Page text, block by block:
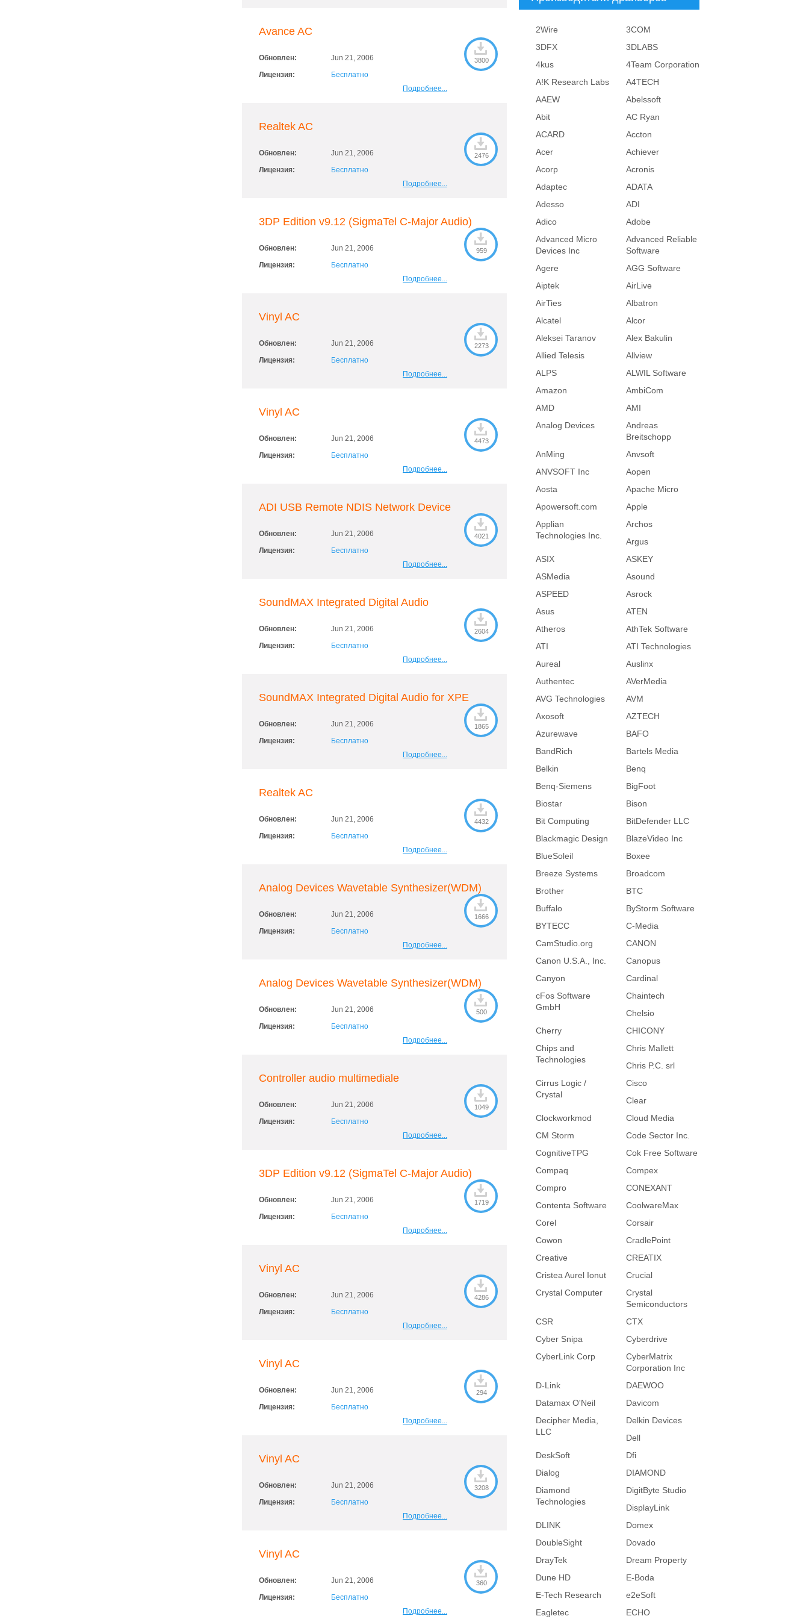
2Wire
3COM
3DFX
3DLABS
4kus
4Team Corporation
A!K Research Labs
A4TECH
AAEW
Abelssoft
Abit
AC Ryan
ACARD
Accton
Acer
Achiever
Acorp
Acronis
Adaptec
ADATA
Adesso
ADI
Adico
Adobe
Advanced Micro
Devices Inc
Advanced Reliable
Software
Agere
AGG Software
Aiptek
AirLive
AirTies
Albatron
Alcatel
Alcor
Aleksei Taranov
Alex Bakulin
Allied Telesis
Allview
ALPS
ALWIL Software
Amazon
AmbiCom
AMD
AMI
Analog Devices
Andreas
Breitschopp
AnMing
Anvsoft
ANVSOFT Inc
Aopen
Aosta
Apache Micro
Apowersoft.com
Apple
Applian
Technologies Inc.
Archos
Argus
ASIX
ASKEY
ASMedia
Asound
ASPEED
Asrock
Asus
ATEN
Atheros
AthTek Software
ATI
ATI Technologies
Aureal
Auslinx
Authentec
AVerMedia
AVG Technologies
AVM
Axosoft
AZTECH
Azurewave
BAFO
BandRich
Bartels Media
Belkin
Benq
Benq-Siemens
BigFoot
Biostar
Bison
Bit Computing
BitDefender LLC
Blackmagic Design
BlazeVideo Inc
BlueSoleil
Boxee
Breeze Systems
Broadcom
Brother
BTC
Buffalo
ByStorm Software
BYTECC
C-Media
CamStudio.org
CANON
Canon U.S.A., Inc.
Canopus
Canyon
Cardinal
cFos Software
GmbH
Chaintech
Chelsio
Cherry
CHICONY
Chips and
Technologies
Chris Mallett
Chris P.C. srl
Cirrus Logic /
Crystal
Cisco
Clear
Clockworkmod
Cloud Media
CM Storm
Code Sector Inc.
CognitiveTPG
Cok Free Software
Compaq
Compex
Compro
CONEXANT
Contenta Software
CoolwareMax
Corel
Corsair
Cowon
CradlePoint
Creative
CREATIX
Cristea Aurel Ionut
Crucial
Crystal Computer
Crystal
Semiconductors
CSR
CTX
Cyber Snipa
Cyberdrive
CyberLink Corp
CyberMatrix
Corporation Inc
D-Link
DAEWOO
Datamax O'Neil
Davicom
Decipher Media,
LLC
Delkin Devices
Dell
DeskSoft
Dfi
Dialog
DIAMOND
Diamond
Technologies
DigitByte Studio
DisplayLink
DLINK
Domex
DoubleSight
Dovado
DrayTek
Dream Property
Dune HD
E-Boda
E-Tech Research
e2eSoft
Eagletec
ECHO
Avance AC
Обновлен:
Jun 21, 2006
Лицензия:
Бесплатно
3800
Подробнее...
Realtek AC
Обновлен:
Jun 21, 2006
Лицензия:
Бесплатно
2476
Подробнее...
3DP Edition v9.12 (SigmaTel C-Major Audio)
Обновлен:
Jun 21, 2006
Лицензия:
Бесплатно
959
Подробнее...
Vinyl AC
Обновлен:
Jun 21, 2006
Лицензия:
Бесплатно
2273
Подробнее...
Vinyl AC
Обновлен:
Jun 21, 2006
Лицензия:
Бесплатно
4473
Подробнее...
ADI USB Remote NDIS Network Device
Обновлен:
Jun 21, 2006
Лицензия:
Бесплатно
4021
Подробнее...
SoundMAX Integrated Digital Audio
Обновлен:
Jun 21, 2006
Лицензия:
Бесплатно
2604
Подробнее...
SoundMAX Integrated Digital Audio for XPE
Обновлен:
Jun 21, 2006
Лицензия:
Бесплатно
1865
Подробнее...
Realtek AC
Обновлен:
Jun 21, 2006
Лицензия:
Бесплатно
4432
Подробнее...
Analog Devices Wavetable Synthesizer(WDM)
Обновлен:
Jun 21, 2006
Лицензия:
Бесплатно
1666
Подробнее...
Analog Devices Wavetable Synthesizer(WDM)
Обновлен:
Jun 21, 2006
Лицензия:
Бесплатно
500
Подробнее...
Controller audio multimediale
Обновлен:
Jun 21, 2006
Лицензия:
Бесплатно
1049
Подробнее...
3DP Edition v9.12 (SigmaTel C-Major Audio)
Обновлен:
Jun 21, 2006
Лицензия:
Бесплатно
1719
Подробнее...
Vinyl AC
Обновлен:
Jun 21, 2006
Лицензия:
Бесплатно
4286
Подробнее...
Vinyl AC
Обновлен:
Jun 21, 2006
Лицензия:
Бесплатно
294
Подробнее...
Vinyl AC
Обновлен:
Jun 21, 2006
Лицензия:
Бесплатно
3208
Подробнее...
Vinyl AC
Обновлен:
Jun 21, 2006
Лицензия:
Бесплатно
360
Подробнее...